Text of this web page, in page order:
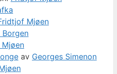
Mjøen
Borgen
av Georges Simenon